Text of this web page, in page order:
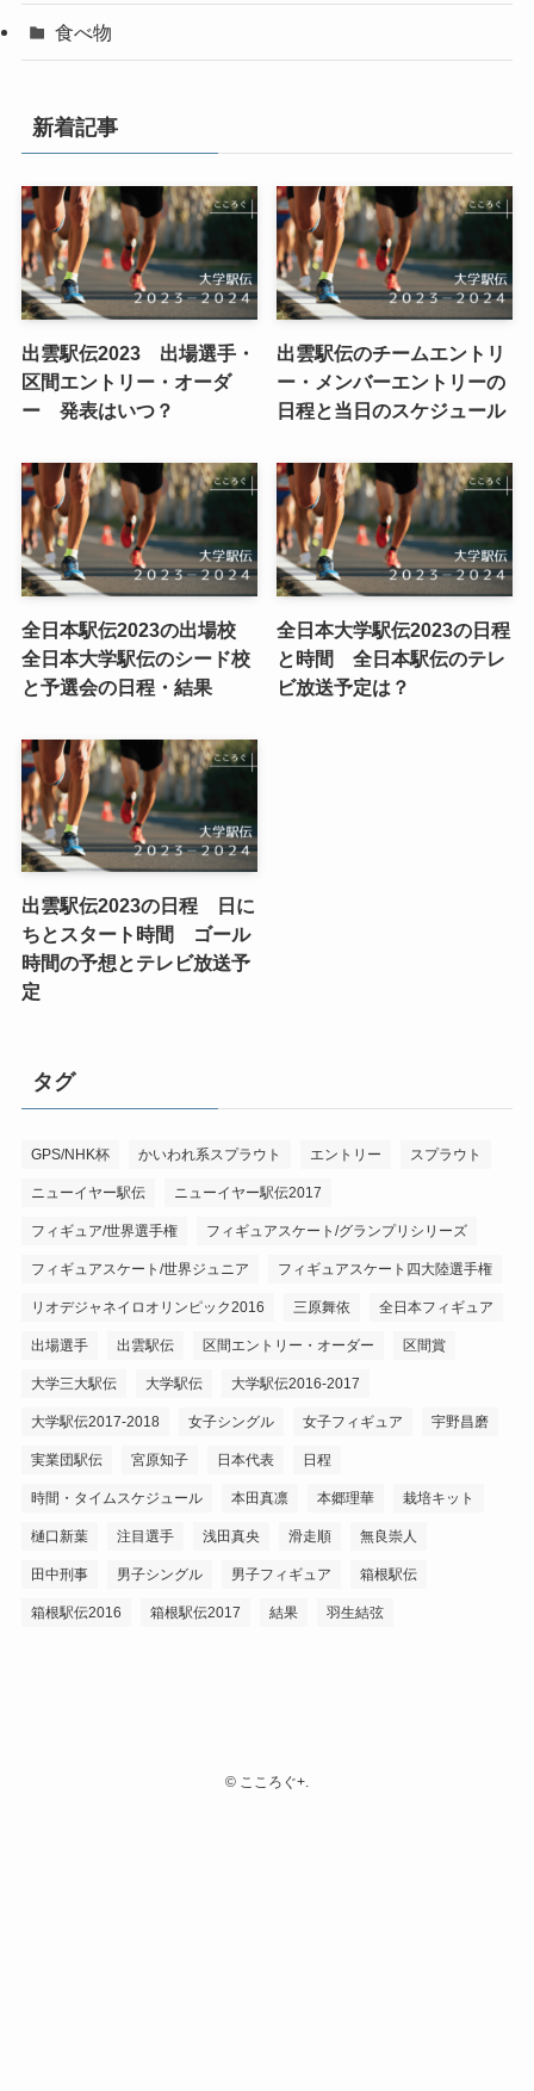
食べ物
新着記事
出雲駅伝2023 出場選手・
区間エントリー・オーダ
ー 発表はいつ？
出雲駅伝のチームエントリ
ー・メンバーエントリーの
日程と当日のスケジュール
全日本駅伝2023の出場校
全日本大学駅伝のシード校
と予選会の日程・結果
全日本大学駅伝2023の日程
と時間 全日本駅伝のテレ
ビ放送予定は？
出雲駅伝2023の日程 日に
ちとスタート時間 ゴール
時間の予想とテレビ放送予
定
タグ
GPS/NHK杯 かいわれ系スプラウト エントリー スプラウト
ニューイヤー駅伝 ニューイヤー駅伝2017
フィギュア/世界選手権 フィギュアスケート/グランプリシリーズ
フィギュアスケート/世界ジュニア フィギュアスケート四大陸選手権
リオデジャネイロオリンピック2016 三原舞依 全日本フィギュア
出場選手 出雲駅伝 区間エントリー・オーダー 区間賞
大学三大駅伝 大学駅伝 大学駅伝2016-2017
大学駅伝2017-2018 女子シングル 女子フィギュア 宇野昌磨
実業団駅伝 宮原知子 日本代表 日程
時間・タイムスケジュール 本田真凛 本郷理華 栽培キット
樋口新葉 注目選手 浅田真央 滑走順 無良崇人
田中刑事 男子シングル 男子フィギュア 箱根駅伝
箱根駅伝2016 箱根駅伝2017 結果 羽生結弦
© こころぐ+.